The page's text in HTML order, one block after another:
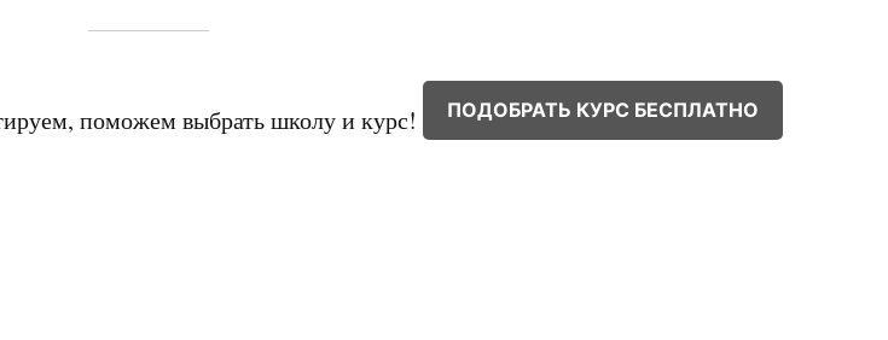
поможем выбрать школу и курс! ПОДОБРАТЬ КУРС БЕСПЛАТНО